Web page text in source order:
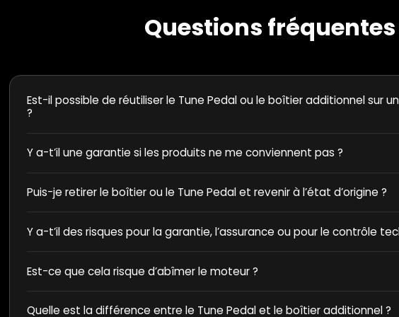
Questions fréquentes
Est-il possible de réutiliser le Tune Pedal ou le boîtier additionnel sur
?
Y a-t’il une garantie si les produits ne me conviennent pas ?
Puis-je retirer le boîtier ou le Tune Pedal et revenir à l’état d’origine ?
Y a-t’il des risques pour la garantie, l’assurance ou pour le contrôle
Est-ce que cela risque d’abîmer le moteur ?
Quelle est la différence entre le Tune Pedal et le boîtier additionnel ?